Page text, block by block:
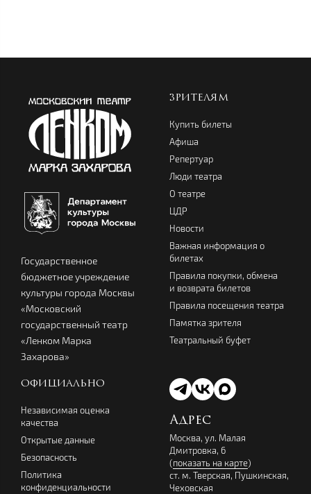
Государственное
бюджетное учреждение
культуры города Москвы
«Московский
государственный театр
«Ленком Марка
Захарова»
ЗРИТЕЛЯМ
Купить билеты
Афиша
Репертуар
Люди театра
О театре
ЦДР
Новости
Важная информация о
билетах
Правила покупки, обмена
и возврата билетов
Правила посещения театра
Памятка зрителя
Театральный буфет
ОФИЦИАЛЬНО
Независимая оценка
качества
Открытые данные
Безопасность
Политика
конфиденциальности
Адрес
Москва, ул. Малая
Дмитровка, 6
(показать на карте)
ст. м. Тверская, Пушкинская,
Чеховская